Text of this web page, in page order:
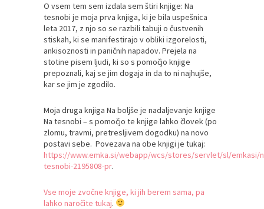
O vsem tem sem izdala sem štiri knjige: Na
tesnobi je moja prva knjiga, ki je bila uspešnica
leta 2017, z njo so se razbili tabuji o čustvenih
stiskah, ki se manifestirajo v obliki izgorelosti,
ankisoznosti in paničnih napadov. Prejela na
stotine pisem ljudi, ki so s pomočjo knjige
prepoznali, kaj se jim dogaja in da to ni najhujše,
kar se jim je zgodilo.
Moja druga knjiga Na boljše je nadaljevanje knjige
Na tesnobi – s pomočjo te knjige lahko človek (po
zlomu, travmi, pretresljivem dogodku) na novo
postavi sebe. Povezava na obe knjigi je tukaj:
https://www.emka.si/webapp/wcs/stores/servlet/sl/emkasi/
tesnobi-2195808-pr.
Vse moje zvočne knjige, ki jih berem sama, pa
lahko naročite tukaj.